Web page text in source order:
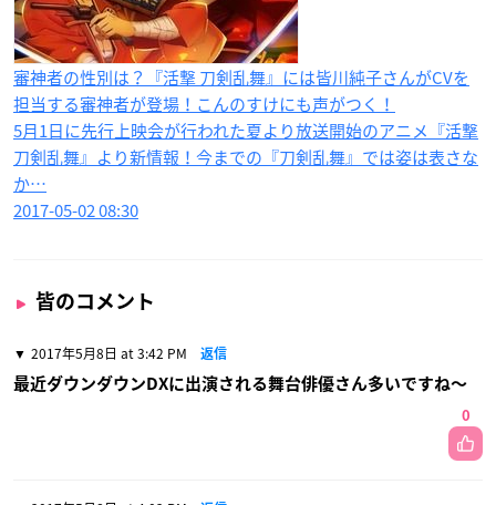
審神者の性別は？『活撃 刀剣乱舞』には皆川純子さんがCVを
担当する審神者が登場！こんのすけにも声がつく！
5月1日に先行上映会が行われた夏より放送開始のアニメ『活撃
刀剣乱舞』より新情報！今までの『刀剣乱舞』では姿は表さな
か…
2017-05-02 08:30
皆のコメント
2017年5月8日 at 3:42 PM 返信
最近ダウンダウンDXに出演される舞台俳優さん多いですね〜
0